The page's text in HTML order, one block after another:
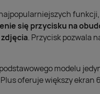
się przycisku na
. Przycisk pozwala
modelu
oferuje większy ekran